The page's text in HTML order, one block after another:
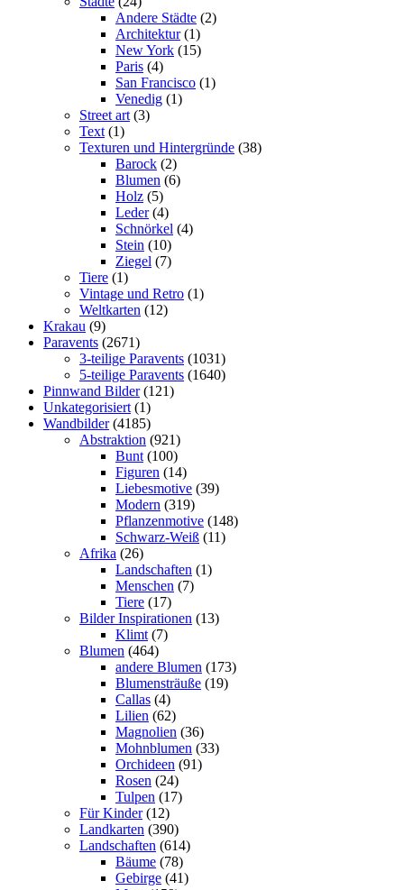
Andere Städte (2)
Architektur (1)
New York (15)
Paris (4)
San Francisco (1)
Venedig (1)
Street art (3)
Text (1)
Texturen und Hintergründe (38)
Barock (2)
Blumen (6)
Holz (5)
Leder (4)
Schnörkel (4)
Stein (10)
Ziegel (7)
Tiere (1)
Vintage und Retro (1)
Weltkarten (12)
Krakau (9)
Paravents (2671)
3-teilige Paravents (1031)
5-teilige Paravents (1640)
Pinnwand Bilder (121)
Unkategorisiert (1)
Wandbilder (4185)
Abstraktion (921)
Bunt (100)
Figuren (14)
Liebesmotive (39)
Modern (319)
Pflanzenmotive (148)
Schwarz-Weiß (11)
Afrika (26)
Landschaften (1)
Menschen (7)
Tiere (17)
Bilder Inspirationen (13)
Klimt (7)
Blumen (464)
andere Blumen (173)
Blumensträuße (19)
Callas (4)
Lilien (62)
Magnolien (36)
Mohnblumen (33)
Orchideen (91)
Rosen (24)
Tulpen (17)
Für Kinder (12)
Landkarten (390)
Landschaften (614)
Bäume (78)
Gebirge (41)